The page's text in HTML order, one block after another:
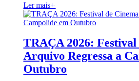
Ler mais+
TRAÇA 2026: Festival
Arquivo Regressa a
Outubro